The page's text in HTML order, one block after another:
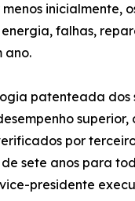
inicialmente,
falhas,
ano.
patenteada dos
por
sete anos para
presidente